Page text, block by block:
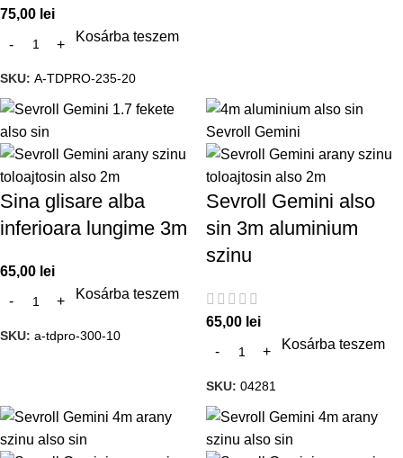
75,00 lei
Kosárba teszem
SKU: A-TDPRO-235-20
Sina glisare alba
inferioara lungime 3m
65,00 lei
Kosárba teszem
SKU: a-tdpro-300-10
Sevroll Gemini also
sin 3m aluminium
szinu
65,00 lei
Kosárba teszem
SKU: 04281